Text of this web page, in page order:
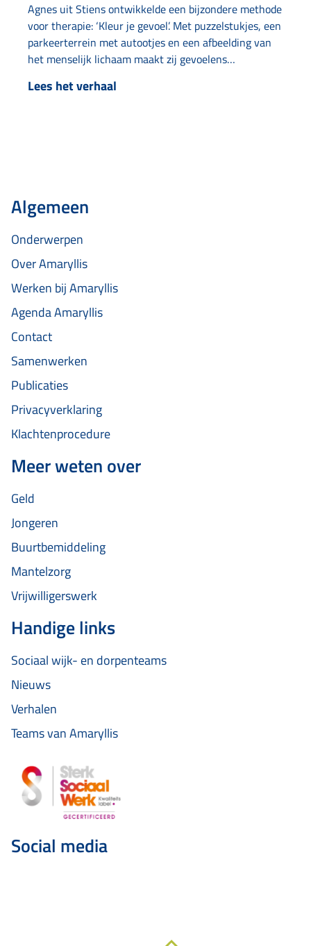
Agnes uit Stiens ontwikkelde een bijzondere methode
voor therapie: ‘Kleur je gevoel’. Met puzzelstukjes, een
parkeerterrein met autootjes en een afbeelding van
het menselijk lichaam maakt zij gevoelens
zelf in therapie was en moeite had met abstracte
Lees het verhaal
Algemeen
Onderwerpen
Over Amaryllis
Werken bij Amaryllis
Agenda Amaryllis
Contact
Samenwerken
Publicaties
Privacyverklaring
Klachtenprocedure
Meer weten over
Geld
Jongeren
Buurtbemiddeling
Mantelzorg
Vrijwilligerswerk
Handige links
Sociaal wijk- en dorpenteams
Nieuws
Verhalen
Teams van Amaryllis
Social media